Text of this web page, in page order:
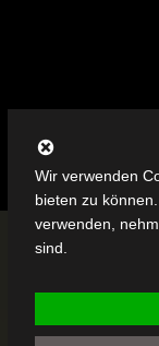
Wir verwenden
bieten zu
verwenden,
sind.